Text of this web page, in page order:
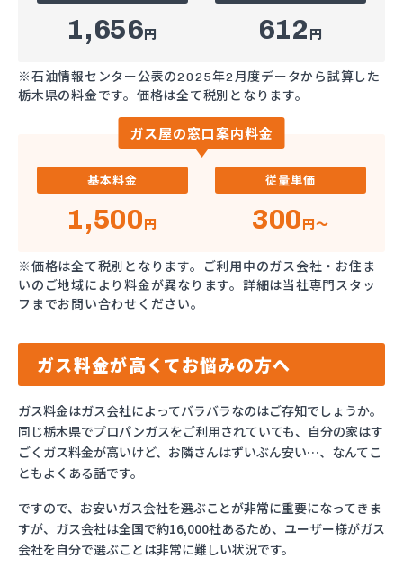
1,656円 612 円
※石油情報センター公表の2025年2月度データから試算した
栃木県の料金です。価格は全て税別となります。
ガス屋の窓口案内料金
基本料金
1,500円
従量単価
300円～
※価格は全て税別となります。ご利用中のガス会社・お住ま
いのご地域により料金が異なります。詳細は当社専門スタッ
フまでお問い合わせください。
ガス料金が高くてお悩みの方へ
ガス料金はガス会社によってバラバラなのはご存知でしょうか。
同じ栃木県でプロパンガスをご利用されていても、自分の家はす
ごくガス料金が高いけど、お隣さんはずいぶん安い…、なんてこ
ともよくある話です。
ですので、お安いガス会社を選ぶことが非常に重要になってきま
すが、ガス会社は全国で約16,000社あるため、ユーザー様がガス
会社を自分で選ぶことは非常に難しい状況です。